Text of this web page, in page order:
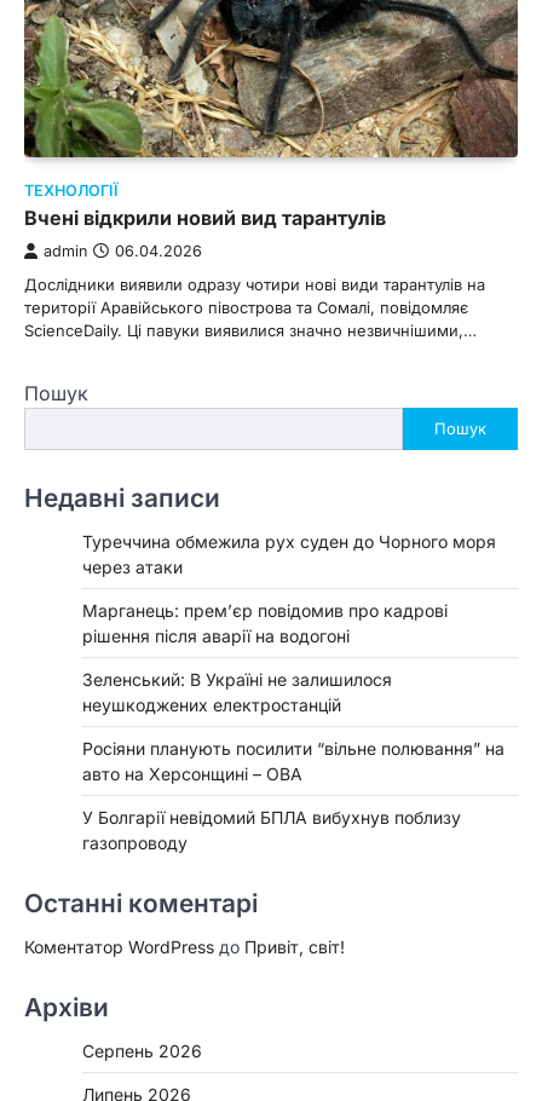
ТЕХНОЛОГІЇ
Вчені відкрили новий вид тарантулів
admin 06.04.2026
Дослідники виявили одразу чотири нові види тарантулів на
території Аравійського півострова та Сомалі, повідомляє
ScienceDaily. Ці павуки виявилися значно незвичнішими,…
Пошук
Пошук
Недавні записи
Туреччина обмежила рух суден до Чорного моря
через атаки
Марганець: прем’єр повідомив про кадрові
рішення після аварії на водогоні
Зеленський: В Україні не залишилося
неушкоджених електростанцій
Росіяни планують посилити “вільне полювання” на
авто на Херсонщині – ОВА
У Болгарії невідомий БПЛА вибухнув поблизу
газопроводу
Останні коментарі
Коментатор WordPress до Привіт, світ!
Архіви
Серпень 2026
Липень 2026